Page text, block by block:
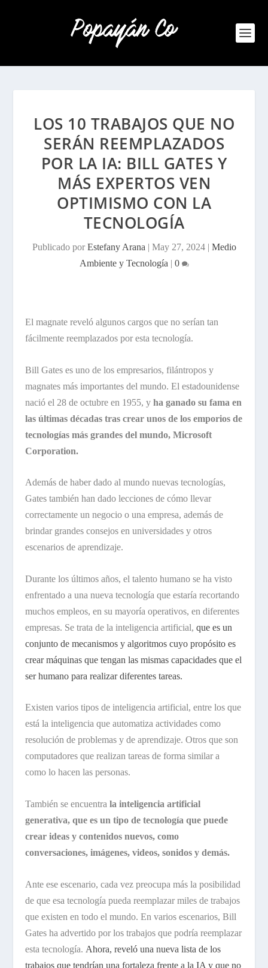
LOS 10 TRABAJOS QUE NO
SERÁN REEMPLAZADOS
POR LA IA: BILL GATES Y
MÁS EXPERTOS VEN
OPTIMISMO CON LA
TECNOLOGÍA
Publicado porEstefany Arana | May 27, 2024| Medio
Ambiente y Tecnología | 0
El magnate reveló algunos cargos que no serían tan
fácilmente reemplazados por esta tecnología.
Bill Gates es uno de los empresarios, filántropos y
magnates más importantes del mundo. El estadounidense
nació el 28 de octubre en 1955, y ha ganado su fama en
las últimas décadas tras crear unos de los emporios de
tecnologías más grandes del mundo, Microsoft
Corporation.
Además de haber dado al mundo nuevas tecnologías,
Gates también han dado lecciones de cómo llevar
correctamente un negocio o una empresa, además de
brindar grandes consejos en universidades y otros
escenarios de aprendizaje.
Durante los últimos años, el talento humano se ha visto
enfrentado a una nueva tecnología que estaría recortando
muchos empleos, en su mayoría operativos, en diferentes
empresas. Se trata de la inteligencia artificial,que es un
conjunto de mecanismos y algoritmos cuyo propósito es
crear máquinas que tengan las mismas capacidades que el
ser humano para realizar diferentes tareas.
Existen varios tipos de inteligencia artificial, entre los que
está la inteligencia que automatiza actividades como
resolución de problemas y de aprendizaje. Otros que son
computadores que realizan tareas de forma similar a
como lo hacen las personas.
También se encuentrala inteligencia artificial
generativa, que es un tipo de tecnología que puede
crear ideas y contenidos nuevos, como
conversaciones, imágenes, videos, sonidos y demás.
Ante ese escenario, cada vez preocupa más la posibilidad
de que esa tecnología pueda reemplazar miles de trabajos
que existen en todo el mundo. En varios escenarios, Bill
Gates ha advertido por los trabajos que podría reemplazar
esta tecnología. Ahora, reveló una nueva lista de los
trabajos que tendrían una fortaleza frente a la IA y que no